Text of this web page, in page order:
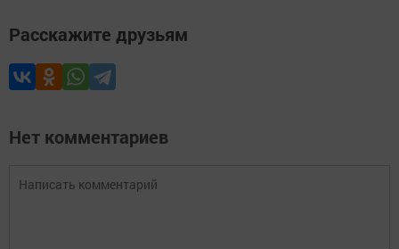
Расскажите друзьям
Нет комментариев